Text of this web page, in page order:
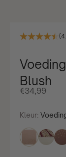
Blush
€34,99
Kleur: